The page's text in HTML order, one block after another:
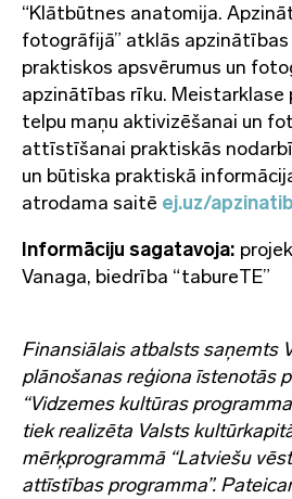
“Klātbūtnes anatomija.
fotogrāfijā” atklās apzinātības
praktiskos apsvērumus un
apzinātības rīku. Meistarklase
telpu maņu aktivizēšanai un
attīstīšanai praktiskās
un būtiska praktiskā
atrodama saitē ej.uz/
Informāciju sagatavoja:
Vanaga, biedrība “tabureTE”
Finansiālais atbalsts saņemts
plānošanas reģiona īstenotās
“Vidzemes kultūras
tiek realizēta Valsts
mērķprogrammā “Latviešu
attīstības programma”.